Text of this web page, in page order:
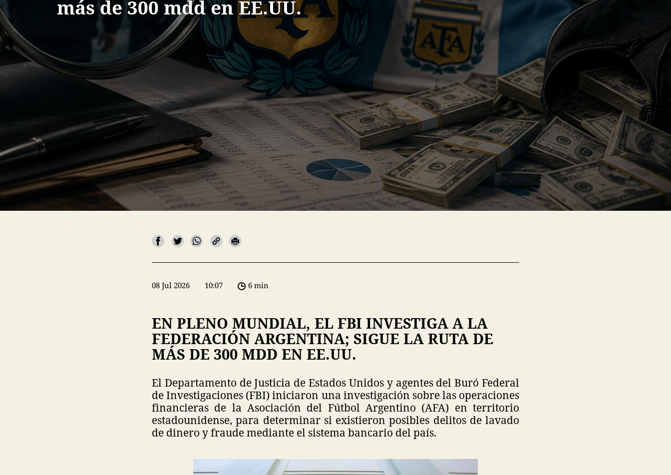
más de 300 mdd en EE.UU.
08 Jul 2026 10:07 6 min
EN PLENO MUNDIAL, EL FBI INVESTIGA A LA
FEDERACIÓN ARGENTINA; SIGUE LA RUTA DE
MÁS DE 300 MDD EN EE.UU.
El Departamento de Justicia de Estados Unidos y agentes del Buró Federal
de Investigaciones (FBI) iniciaron una investigación sobre las operaciones
financieras de la Asociación del Fútbol Argentino (AFA) en territorio
estadounidense, para determinar si existieron posibles delitos de lavado
de dinero y fraude mediante el sistema bancario del país.